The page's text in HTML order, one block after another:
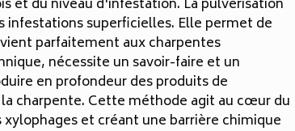
et du niveau d'infestation. La pulvérisation
superficielles. Elle permet de
parfaitement aux charpentes
nécessite un savoir-faire et un
en profondeur des produits de
charpente. Cette méthode agit au cœur du
et créant une barrière chimique